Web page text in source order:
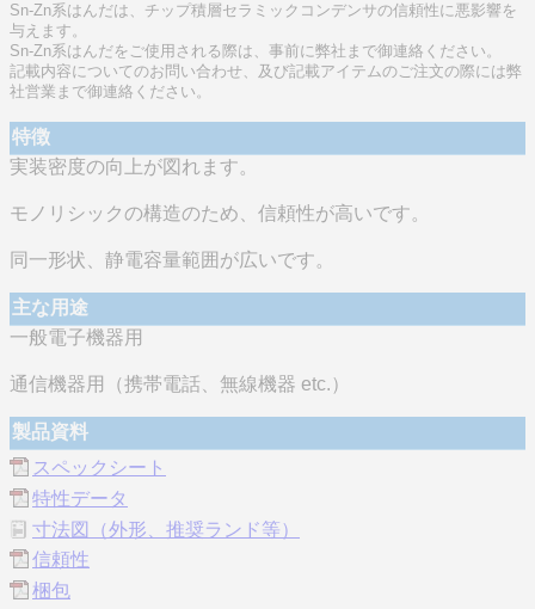
Sn-Zn系はんだは、チップ積層セラミックコンデンサの信頼性に悪影響を
与えます。
Sn-Zn系はんだをご使用される際は、事前に弊社まで御連絡ください。
記載内容についてのお問い合わせ、及び記載アイテムのご注文の際には弊
社営業まで御連絡ください。
特徴
実装密度の向上が図れます。
モノリシックの構造のため、信頼性が高いです。
同一形状、静電容量範囲が広いです。
主な用途
一般電子機器用
通信機器用（携帯電話、無線機器 etc.）
製品資料
スペックシート
特性データ
寸法図（外形、推奨ランド等）
信頼性
梱包